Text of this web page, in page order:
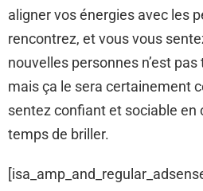
aligner vos énergies avec les
rencontrez, et vous vous
nouvelles personnes n’est
mais ça le sera certainement
sentez confiant et sociable en
temps de briller.